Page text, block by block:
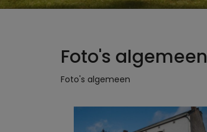
Foto's algemeen
Foto's algemeen